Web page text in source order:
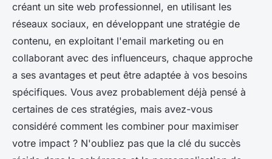
créant un site web professionnel, en utilisant les
réseaux sociaux, en développant une stratégie de
contenu, en exploitant l'email marketing ou en
collaborant avec des influenceurs, chaque approche
a ses avantages et peut être adaptée à vos besoins
spécifiques. Vous avez probablement déjà pensé à
certaines de ces stratégies, mais avez-vous
considéré comment les combiner pour maximiser
votre impact ? N'oubliez pas que la clé du succès